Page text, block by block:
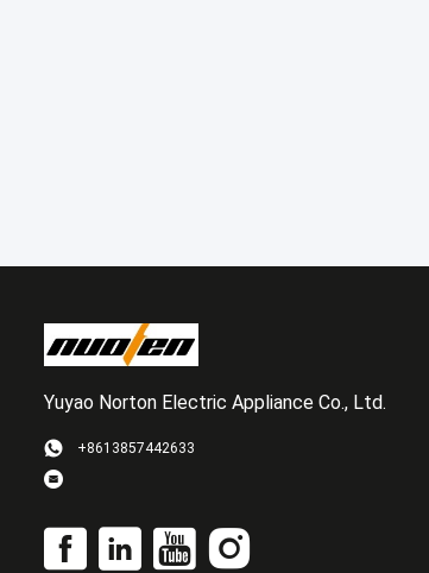
Yuyao Norton Electric Appliance Co., Ltd.
+8613857442633